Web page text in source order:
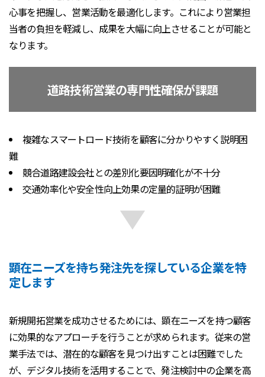
心事を把握し、営業活動を最適化します。これにより営業担
当者の負担を軽減し、成果を大幅に向上させることが可能と
なります。
道路技術営業の専門性確保が課題
複雑なスマートロード技術を顧客に分かりやすく説明困
難
競合道路建設会社との差別化要因明確化が不十分
交通効率化や安全性向上効果の定量的証明が困難
顕在ニーズを持ち発注先を探している企業を特
定します
新規開拓営業を成功させるためには、顕在ニーズを持つ顧客
に効果的なアプローチを行うことが求められます。従来の営
業手法では、潜在的な顧客を見つけ出すことは困難でした
が、デジタル技術を活用することで、発注検討中の企業を高